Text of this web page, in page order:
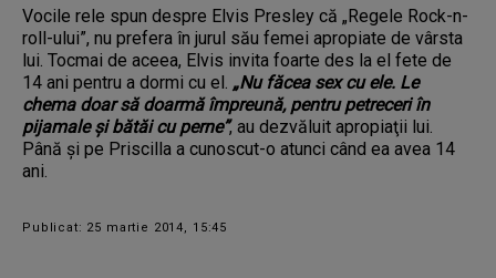
Vocile rele spun despre Elvis Presley că „Regele Rock-n-
roll-ului”, nu prefera în jurul său femei apropiate de vârsta
lui. Tocmai de aceea, Elvis invita foarte des la el fete de
14 ani pentru a dormi cu el. „Nu făcea sex cu ele. Le
chema doar să doarmă împreună, pentru petreceri în
pijamale şi bătăi cu perne”, au dezvăluit apropiaţii lui.
Până şi pe Priscilla a cunoscut-o atunci când ea avea 14
ani.
Publicat: 25 martie 2014, 15:45